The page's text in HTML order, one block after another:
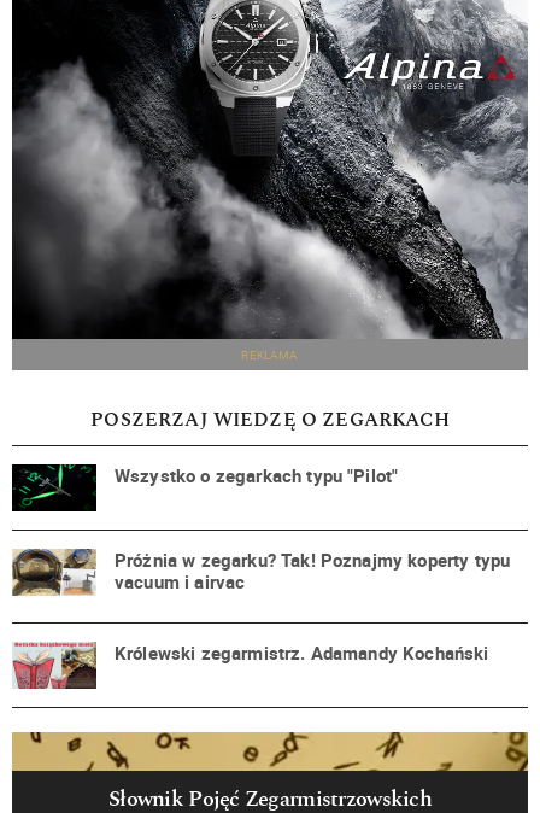
REKLAMA
POSZERZAJ WIEDZĘ O ZEGARKACH
Wszystko o zegarkach typu "Pilot"
Próżnia w zegarku? Tak! Poznajmy koperty typu
vacuum i airvac
Królewski zegarmistrz. Adamandy Kochański
Słownik Pojęć Zegarmistrzowskich